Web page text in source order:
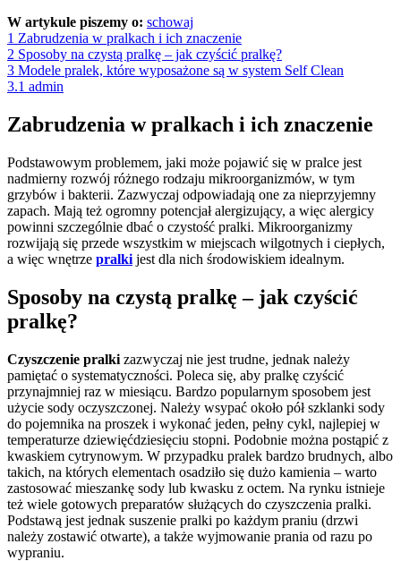
W artykule piszemy o: schowaj
1 Zabrudzenia w pralkach i ich znaczenie
2 Sposoby na czystą pralkę – jak czyścić pralkę?
3 Modele pralek, które wyposażone są w system Self Clean
3.1 admin
Zabrudzenia w pralkach i ich znaczenie
Podstawowym problemem, jaki może pojawić się w pralce jest
nadmierny rozwój różnego rodzaju mikroorganizmów, w tym
grzybów i bakterii. Zazwyczaj odpowiadają one za nieprzyjemny
zapach. Mają też ogromny potencjał alergizujący, a więc alergicy
powinni szczególnie dbać o czystość pralki. Mikroorganizmy
rozwijają się przede wszystkim w miejscach wilgotnych i ciepłych,
a więc wnętrze pralki jest dla nich środowiskiem idealnym.
Sposoby na czystą pralkę – jak czyścić
pralkę?
Czyszczenie pralki zazwyczaj nie jest trudne, jednak należy
pamiętać o systematyczności. Poleca się, aby pralkę czyścić
przynajmniej raz w miesiącu. Bardzo popularnym sposobem jest
użycie sody oczyszczonej. Należy wsypać około pół szklanki sody
do pojemnika na proszek i wykonać jeden, pełny cykl, najlepiej w
temperaturze dziewięćdziesięciu stopni. Podobnie można postąpić z
kwaskiem cytrynowym. W przypadku pralek bardzo brudnych, albo
takich, na których elementach osadziło się dużo kamienia – warto
zastosować mieszankę sody lub kwasku z octem. Na rynku istnieje
też wiele gotowych preparatów służących do czyszczenia pralki.
Podstawą jest jednak suszenie pralki po każdym praniu (drzwi
należy zostawić otwarte), a także wyjmowanie prania od razu po
wypraniu.